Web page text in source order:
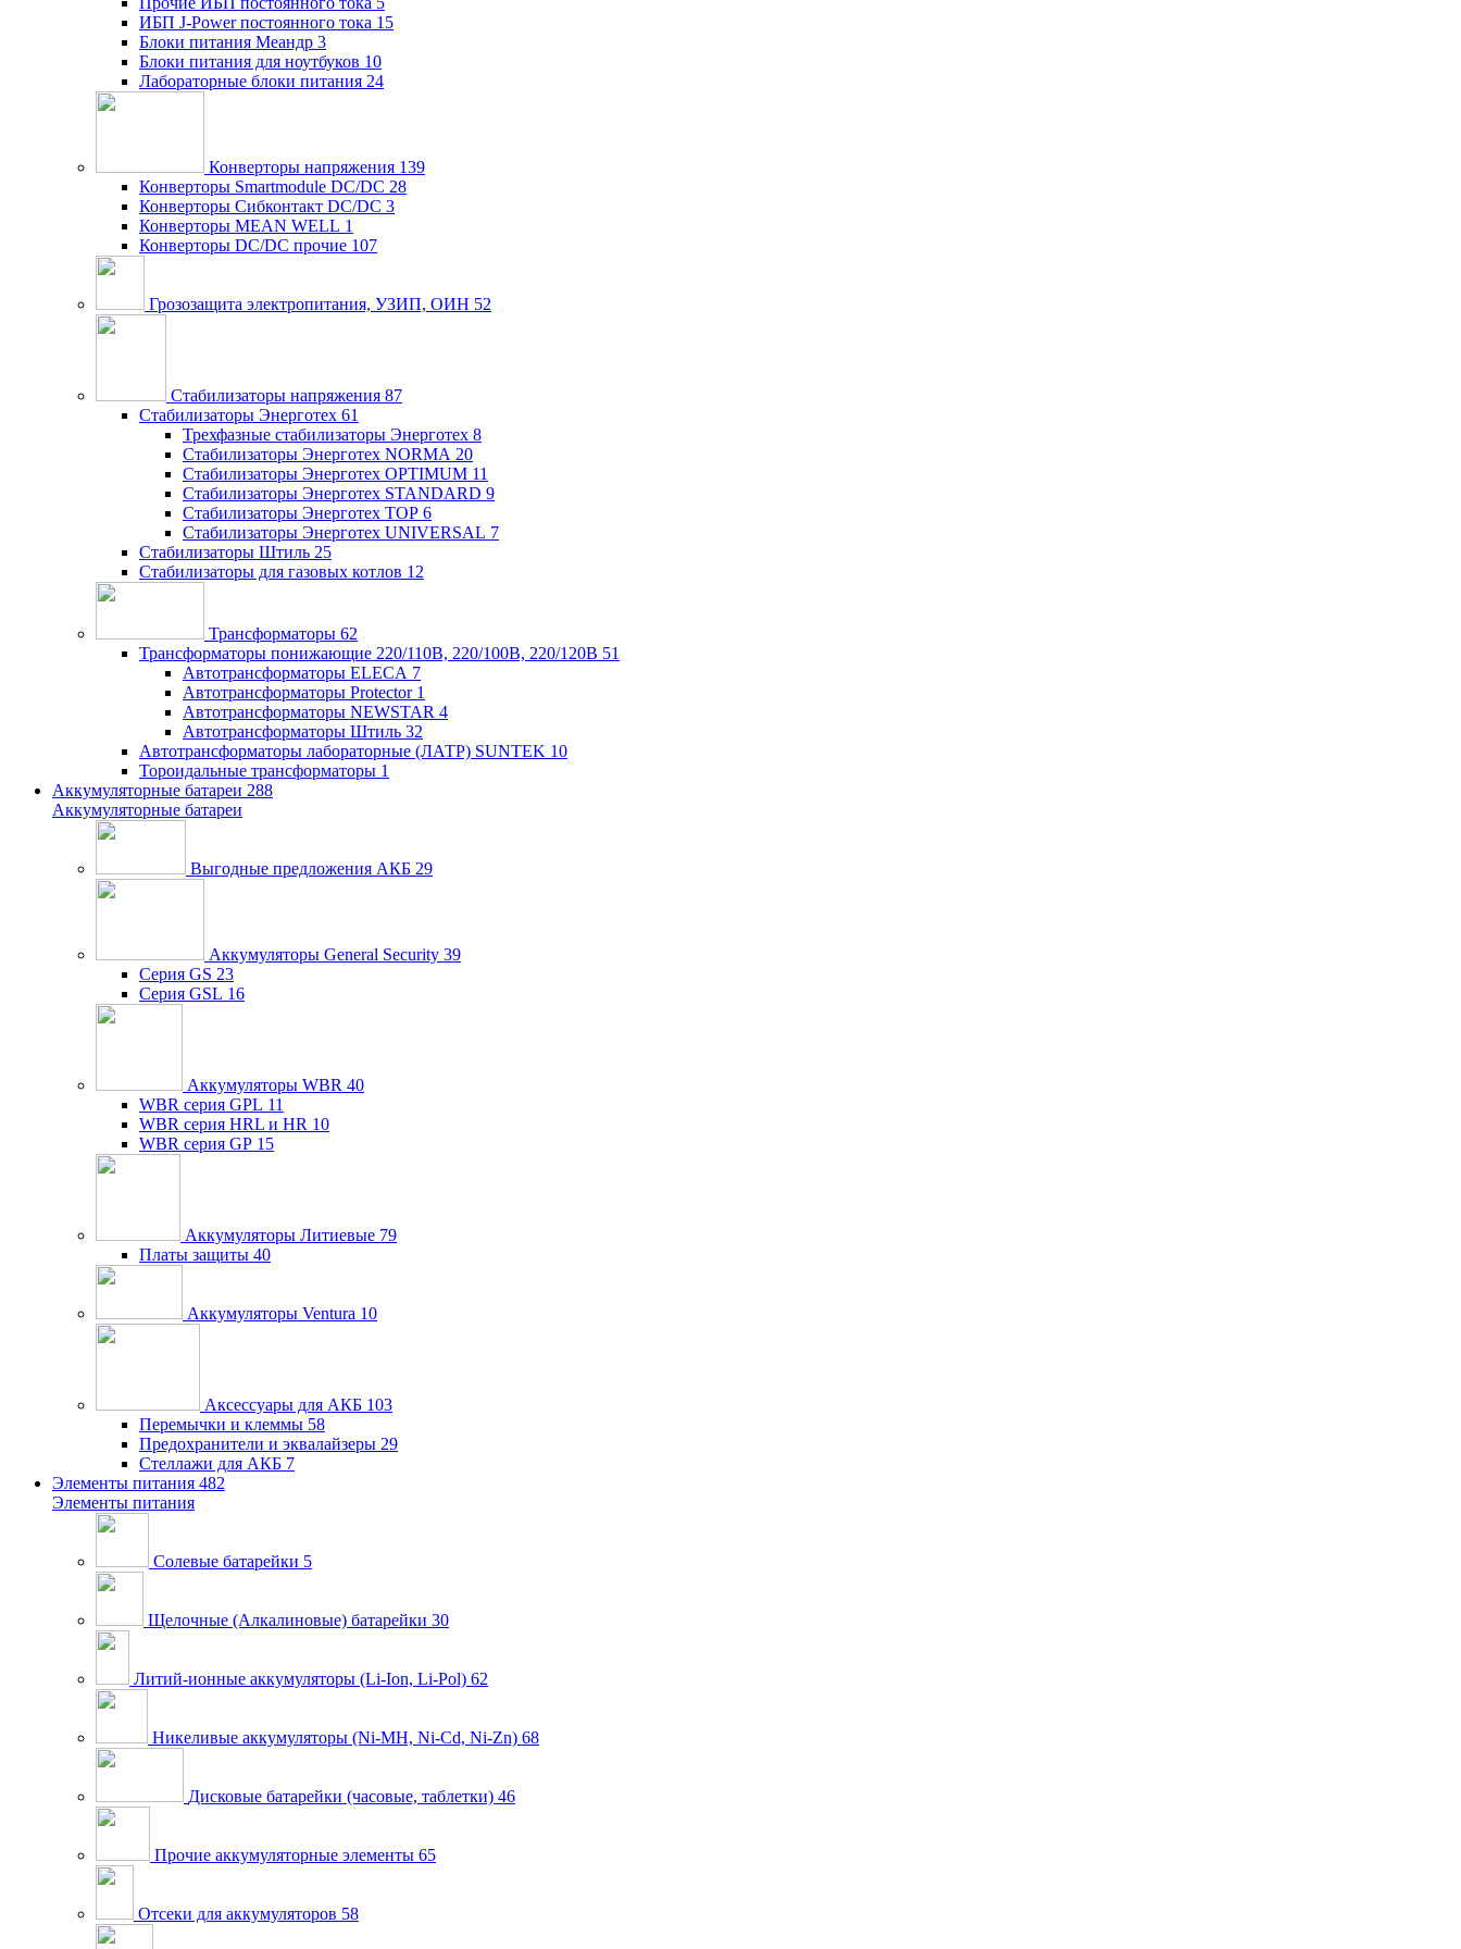
ИБП J-Power постоянного тока 15
Блоки питания Меандр 3
Блоки питания для ноутбуков 10
Лабораторные блоки питания 24
Конверторы напряжения 139
Конверторы Smartmodule DC/DC 28
Конверторы Сибконтакт DC/DC 3
Конверторы MEAN WELL 1
Конверторы DC/DC прочие 107
Грозозащита электропитания, УЗИП, ОИН 52
Стабилизаторы напряжения 87
Стабилизаторы Энерготех 61
Трехфазные стабилизаторы Энерготех 8
Стабилизаторы Энерготех NORMA 20
Стабилизаторы Энерготех OPTIMUM 11
Стабилизаторы Энерготех STANDARD 9
Стабилизаторы Энерготех TOP 6
Стабилизаторы Энерготех UNIVERSAL 7
Стабилизаторы Штиль 25
Стабилизаторы для газовых котлов 12
Трансформаторы 62
Трансформаторы понижающие 220/110В, 220/100В, 220/120В 51
Автотрансформаторы ELECA 7
Автотрансформаторы Protector 1
Автотрансформаторы NEWSTAR 4
Автотрансформаторы Штиль 32
Автотрансформаторы лабораторные (ЛАТР) SUNTEK 10
Тороидальные трансформаторы 1
Аккумуляторные батареи 288
Аккумуляторные батареи
Выгодные предложения АКБ 29
Аккумуляторы General Security 39
Серия GS 23
Серия GSL 16
Аккумуляторы WBR 40
WBR серия GPL 11
WBR серия HRL и HR 10
WBR серия GP 15
Аккумуляторы Литиевые 79
Платы защиты 40
Аккумуляторы Ventura 10
Аксессуары для АКБ 103
Перемычки и клеммы 58
Предохранители и эквалайзеры 29
Стеллажи для АКБ 7
Элементы питания 482
Элементы питания
Солевые батарейки 5
Щелочные (Алкалиновые) батарейки 30
Литий-ионные аккумуляторы (Li-Ion, Li-Pol) 62
Никеливые аккумуляторы (Ni-MH, Ni-Cd, Ni-Zn) 68
Дисковые батарейки (часовые, таблетки) 46
Прочие аккумуляторные элементы 65
Отсеки для аккумуляторов 58